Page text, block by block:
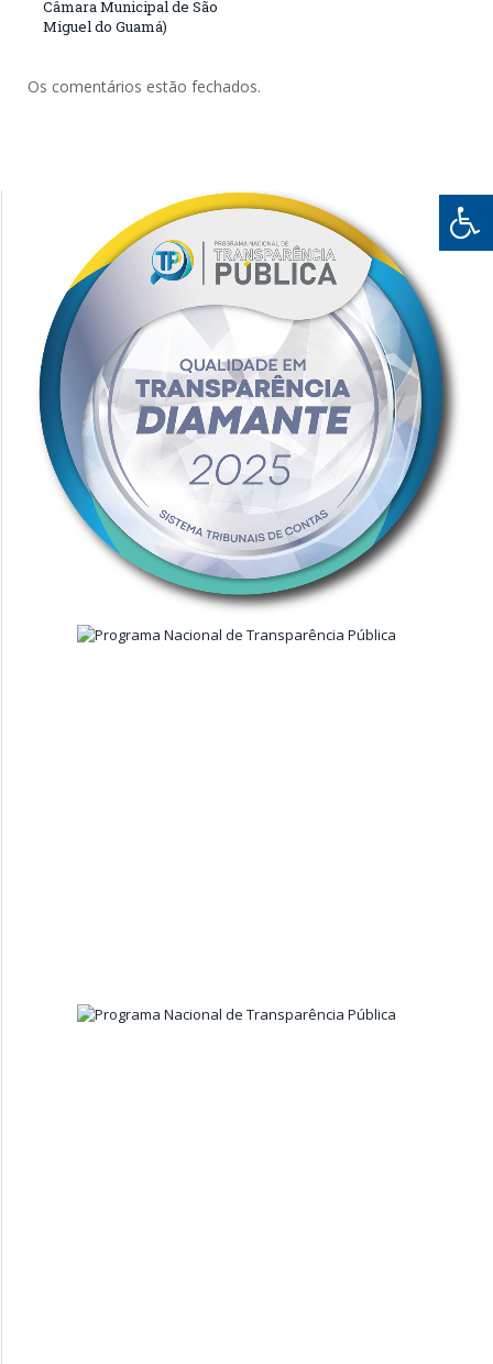
Câmara Municipal de São
Miguel do Guamá)
Os comentários estão fechados.